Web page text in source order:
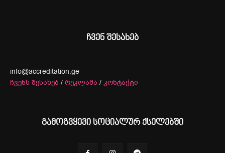
ჩვენ შესახებ
info@accreditation.ge
ჩვენს შესახებ / რეკლამა / კონტაქტი
გამოგვყევი სოციალურ ქსელებში